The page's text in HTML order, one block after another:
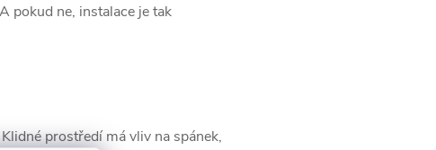
pokud ne, instalace je tak
prostředí má vliv na spánek,